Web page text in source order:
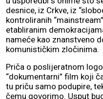
desnice, iz Crkve, iz
kontroliranih
etabliranim
nameće kao znanstveno
komunističkim zločinima.
Priča o poslijeratnom
“dokumentarni” film koji
tu priču samo podupire,
čemu govorimo. Usput